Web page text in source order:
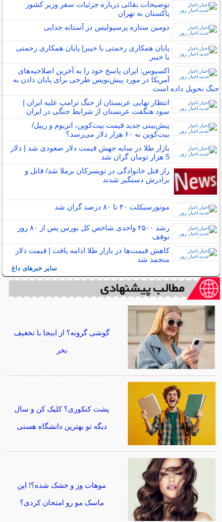
توضیحات بقائی درباره جزئیات سفر وزیر کشور
پاکستان به تهران
دومین ستاره پرسپولیس در آستانه جدایی
پایان همکاری رحمتی با خیبر| پایان همکاری رحمتی
با خیبر
اکسیوس: ایران پاسخ خود را به آخرین اصلاحیه‌های
آمریکا در مورد پیش‌نویس طرحی برای پایان دادن به
جنگ تحویل داده است
انتظار نهایی عربستان از جنگ ترامپ علیه ایران |
سود هنگفت عربستان از شرایط جنگی در ایران
پیش‌بینی جدید قیمت بیت‌کوین، اتریوم و ریپل/
بیت‌کوین به ۶۰ هزار دلار می‌رسد؟
بازار طلا در سایه جهش قیمت دلار صعودی شد | دلار
5 هزار تومان گران شد
راز قتل خانوادگی در تویسرکان برملا شد/ قاتل و
برادرش دستگیر شدند
موتورسیکلت ۴۰ تا ۸۰ درصد گران شد
رشد ۲۵۰۰ واحدی شاخص کل بورس پس از ۸۰ روز
توقف
کاهش قیمت‌ها در بازار طلا ادامه یافت | قیمت دلار
منجمد شد
سایر خبرهای داغ
گوشی گرونه؟ از اینجا با تخغیف
بخر
پشت کنکوری؟ کلیک کن و سال
دیگه تو بهترین دانشگاه هستی
موهات وز و خشک شده؟! این
ماسک مو رو امتحان کردی؟